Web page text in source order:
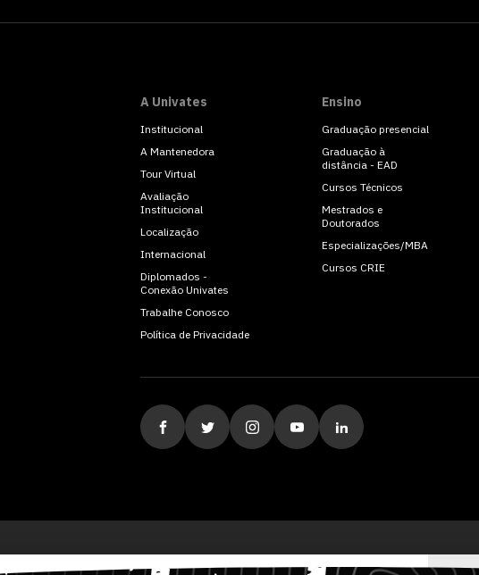
A Univates
Institucional
A Mantenedora
Tour Virtual
Avaliação
Institucional
Localização
Internacional
Diplomados -
Conexão Univates
Trabalhe Conosco
Política de Privacidade
Ensino
Graduação presencial
Graduação à
distância - EAD
Cursos Técnicos
Mestrados e
Doutorados
Especializações/MBA
Cursos CRIE